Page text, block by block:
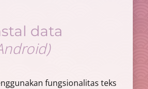
data
fungsionalitas teks